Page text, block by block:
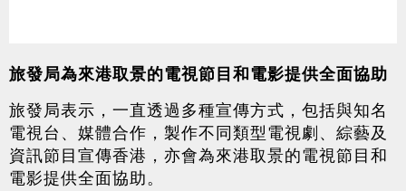
旅發局為來港取景的電視節目和電影提供全面協助
旅發局表示，一直透過多種宣傳方式，包括與知名
電視台、媒體合作，製作不同類型電視劇、綜藝及
資訊節目宣傳香港，亦會為來港取景的電視節目和
電影提供全面協助。